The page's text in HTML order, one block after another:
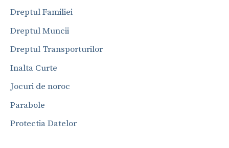
Dreptul Familiei
Dreptul Muncii
Dreptul Transporturilor
Inalta Curte
Jocuri de noroc
Parabole
Protectia Datelor